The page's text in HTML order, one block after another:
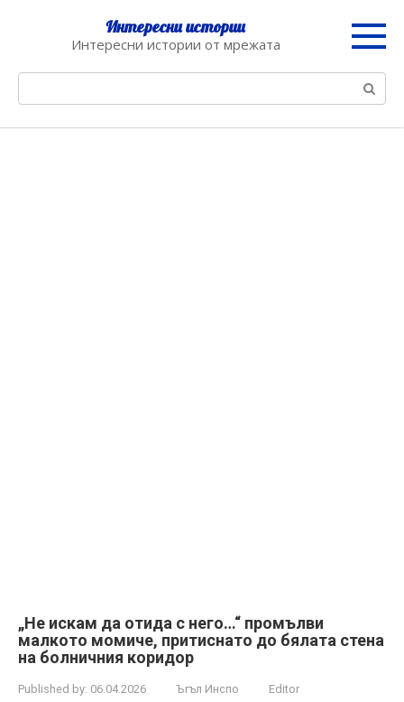
Интересни истории
Интересни истории от мрежата
„Не искам да отида с него…“ промълви
малкото момиче, притиснато до бялата стена
на болничния коридор
Published by: 06.04.2026 Ъгъл Инспо Editor